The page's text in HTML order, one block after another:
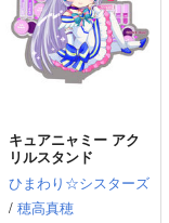
キュアニャミー アク
リルスタンド
ひまわり☆シスターズ
/ 穂高真穂